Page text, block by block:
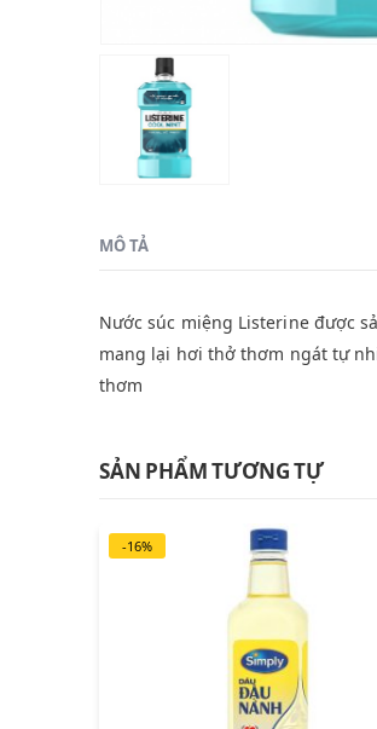
MÔ TẢ
Nước súc miệng Listerine được
mang lại hơi thở thơm ngát tự
thơm
SẢN PHẨM TƯƠNG TỰ
-16%